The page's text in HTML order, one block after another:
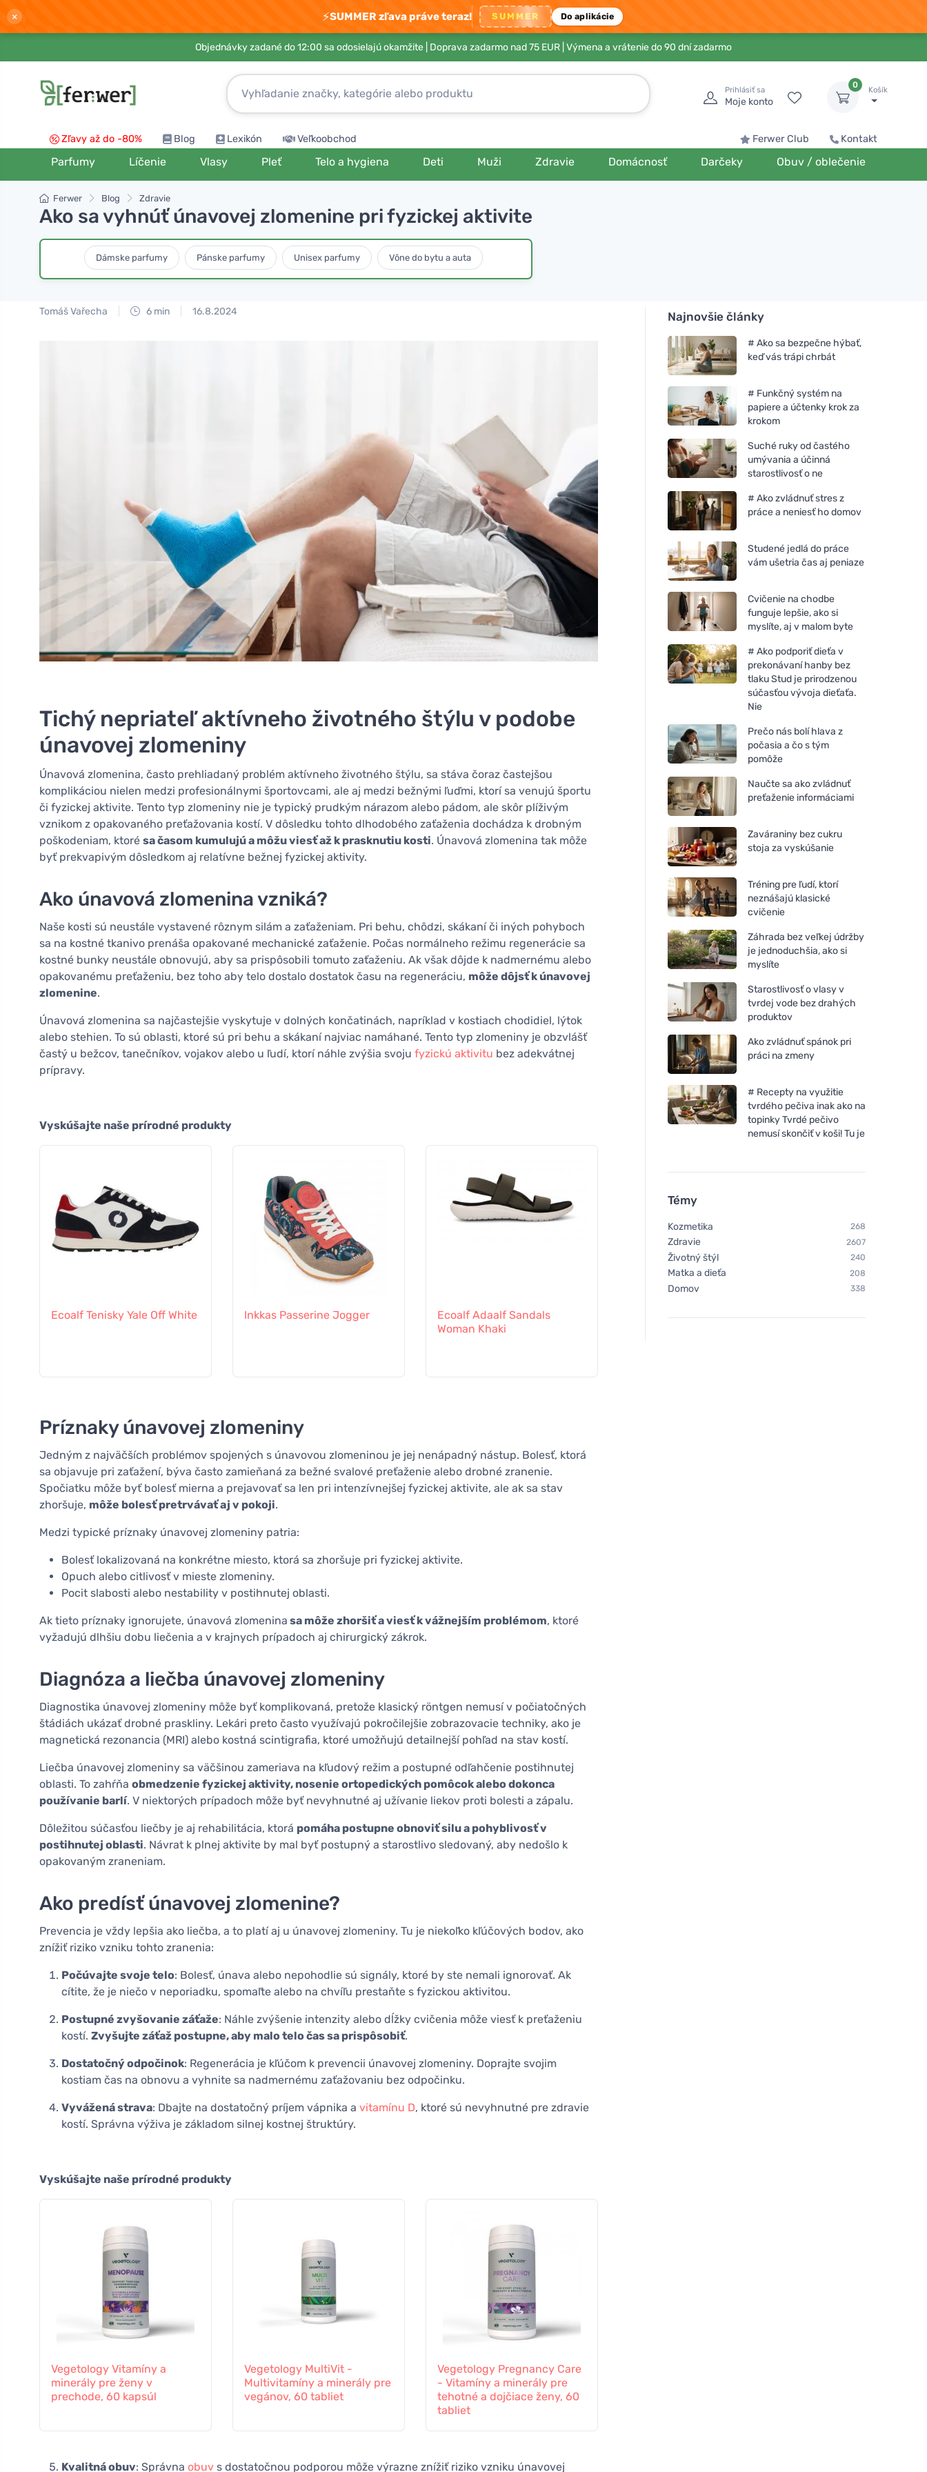
× ⚡SUMMER zľava práve teraz! SUMMER Do aplikácie
Objednávky zadané do 12:00 sa odosielajú okamžite | Doprava zadarmo nad 75 EUR | Výmena a vrátenie do 90 dní zadarmo
Prihlásiť sa
Moje konto
0
Košík
Zľavy až do -80% Blog Lexikón Veľkoobchod Ferwer Club Kontakt
Parfumy Líčenie Vlasy Pleť Telo a hygiena Deti Muži Zdravie Domácnosť Darčeky Obuv / oblečenie
Ferwer Blog Zdravie
Ako sa vyhnúť únavovej zlomenine pri fyzickej aktivite
Dámske parfumy Pánske parfumy Unisex parfumy Vône do bytu a auta
Tomáš Vařecha 6 min 16.8.2024
Tichý nepriateľ aktívneho životného štýlu v podobe
únavovej zlomeniny
Únavová zlomenina, často prehliadaný problém aktívneho životného štýlu, sa stáva čoraz častejšou
komplikáciou nielen medzi profesionálnymi športovcami, ale aj medzi bežnými ľuďmi, ktorí sa venujú športu
či fyzickej aktivite. Tento typ zlomeniny nie je typický prudkým nárazom alebo pádom, ale skôr plíživým
vznikom z opakovaného preťažovania kostí. V dôsledku tohto dlhodobého zaťaženia dochádza k drobným
poškodeniam, ktoré sa časom kumulujú a môžu viesť až k prasknutiu kosti. Únavová zlomenina tak môže
byť prekvapivým dôsledkom aj relatívne bežnej fyzickej aktivity.
Ako únavová zlomenina vzniká?
Naše kosti sú neustále vystavené rôznym silám a zaťaženiam. Pri behu, chôdzi, skákaní či iných pohyboch
sa na kostné tkanivo prenáša opakované mechanické zaťaženie. Počas normálneho režimu regenerácie sa
kostné bunky neustále obnovujú, aby sa prispôsobili tomuto zaťaženiu. Ak však dôjde k nadmernému alebo
opakovanému preťaženiu, bez toho aby telo dostalo dostatok času na regeneráciu, môže dôjsť k únavovej
zlomenine.
Únavová zlomenina sa najčastejšie vyskytuje v dolných končatinách, napríklad v kostiach chodidiel, lýtok
alebo stehien. To sú oblasti, ktoré sú pri behu a skákaní najviac namáhané. Tento typ zlomeniny je obzvlášť
častý u bežcov, tanečníkov, vojakov alebo u ľudí, ktorí náhle zvýšia svoju fyzickú aktivitu bez adekvátnej
prípravy.
Vyskúšajte naše prírodné produkty
Ecoalf Tenisky Yale Off White Inkkas Passerine Jogger
Ecoalf Adaalf Sandals
Woman Khaki
Ecoalf Princealf knit
Pedag
Príznaky únavovej zlomeniny
Jedným z najväčších problémov spojených s únavovou zlomeninou je jej nenápadný nástup. Bolesť, ktorá
sa objavuje pri zaťažení, býva často zamieňaná za bežné svalové preťaženie alebo drobné zranenie.
Spočiatku môže byť bolesť mierna a prejavovať sa len pri intenzívnejšej fyzickej aktivite, ale ak sa stav
zhoršuje, môže bolesť pretrvávať aj v pokoji.
Medzi typické príznaky únavovej zlomeniny patria:
Bolesť lokalizovaná na konkrétne miesto, ktorá sa zhoršuje pri fyzickej aktivite.
Opuch alebo citlivosť v mieste zlomeniny.
Pocit slabosti alebo nestability v postihnutej oblasti.
Ak tieto príznaky ignorujete, únavová zlomenina sa môže zhoršiť a viesť k vážnejším problémom, ktoré
vyžadujú dlhšiu dobu liečenia a v krajnych prípadoch aj chirurgický zákrok.
Diagnóza a liečba únavovej zlomeniny
Diagnostika únavovej zlomeniny môže byť komplikovaná, pretože klasický röntgen nemusí v počiatočných
štádiách ukázať drobné praskliny. Lekári preto často využívajú pokročilejšie zobrazovacie techniky, ako je
magnetická rezonancia (MRI) alebo kostná scintigrafia, ktoré umožňujú detailnejší pohľad na stav kostí.
Liečba únavovej zlomeniny sa väčšinou zameriava na kľudový režim a postupné odľahčenie postihnutej
oblasti. To zahŕňa obmedzenie fyzickej aktivity, nosenie ortopedických pomôcok alebo dokonca
používanie barlí. V niektorých prípadoch môže byť nevyhnutné aj užívanie liekov proti bolesti a zápalu.
Dôležitou súčasťou liečby je aj rehabilitácia, ktorá pomáha postupne obnoviť silu a pohyblivosť v
postihnutej oblasti. Návrat k plnej aktivite by mal byť postupný a starostlivo sledovaný, aby nedošlo k
opakovaným zraneniam.
Ako predísť únavovej zlomenine?
Prevencia je vždy lepšia ako liečba, a to platí aj u únavovej zlomeniny. Tu je niekoľko kľúčových bodov, ako
znížiť riziko vzniku tohto zranenia:
Počúvajte svoje telo: Bolesť, únava alebo nepohodlie sú signály, ktoré by ste nemali ignorovať. Ak
cítite, že je niečo v neporiadku, spomaľte alebo na chvíľu prestaňte s fyzickou aktivitou.
Postupné zvyšovanie záťaže: Náhle zvýšenie intenzity alebo dĺžky cvičenia môže viesť k preťaženiu
kostí. Zvyšujte záťaž postupne, aby malo telo čas sa prispôsobiť.
Dostatočný odpočinok: Regenerácia je kľúčom k prevencii únavovej zlomeniny. Doprajte svojim
kostiam čas na obnovu a vyhnite sa nadmernému zaťažovaniu bez odpočinku.
Vyvážená strava: Dbajte na dostatočný príjem vápnika a vitamínu D, ktoré sú nevyhnutné pre zdravie
kostí. Správna výživa je základom silnej kostnej štruktúry.
Vyskúšajte naše prírodné produkty
Vegetology Vitamíny a
minerály pre ženy v
prechode, 60 kapsúl
Vegetology MultiVit -
Multivitamíny a minerály pre
vegánov, 60 tabliet
Vegetology Pregnancy Care
- Vitamíny a minerály pre
tehotné a dojčiace ženy, 60
tabliet
Kvalitná obuv: Správna obuv s dostatočnou podporou môže výrazne znížiť riziko vzniku únavovej
Najnovšie články
# Ako sa bezpečne hýbať,
keď vás trápi chrbát
# Funkčný systém na
papiere a účtenky krok za
krokom
Suché ruky od častého
umývania a účinná
starostlivosť o ne
# Ako zvládnuť stres z
práce a neniesť ho domov
Studené jedlá do práce
vám ušetria čas aj peniaze
Cvičenie na chodbe
funguje lepšie, ako si
myslíte, aj v malom byte
# Ako podporiť dieťa v
prekonávaní hanby bez
tlaku Stud je prirodzenou
súčasťou vývoja dieťaťa.
Nie
Prečo nás bolí hlava z
počasia a čo s tým
pomôže
Naučte sa ako zvládnuť
preťaženie informáciami
Zaváraniny bez cukru
stoja za vyskúšanie
Tréning pre ľudí, ktorí
neznášajú klasické
cvičenie
Záhrada bez veľkej údržby
je jednoduchšia, ako si
myslíte
Starostlivosť o vlasy v
tvrdej vode bez drahých
produktov
Ako zvládnuť spánok pri
práci na zmeny
# Recepty na využitie
tvrdého pečiva inak ako na
topinky Tvrdé pečivo
nemusí skončiť v koši! Tu je
Témy
Kozmetika 268
Zdravie 2607
Životný štýl 240
Matka a dieťa 208
Domov 338